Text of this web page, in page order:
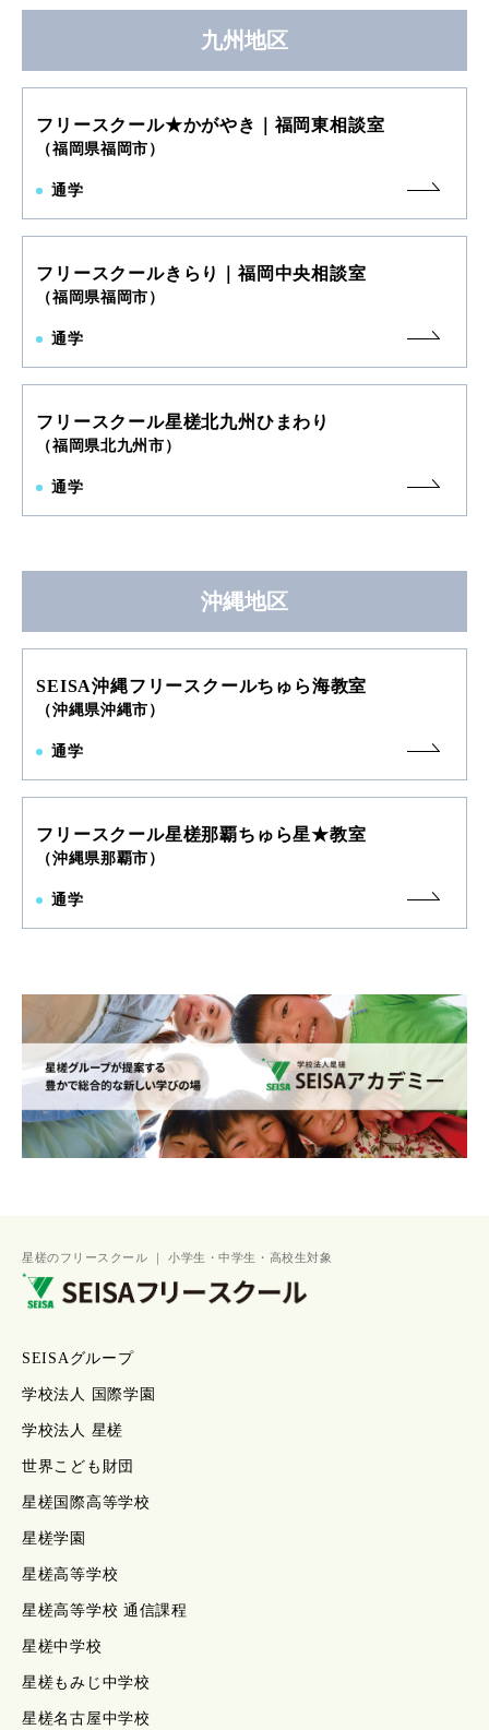
九州地区
フリースクール★かがやき｜福岡東相談室
（福岡県福岡市）
通学
フリースクールきらり｜福岡中央相談室
（福岡県福岡市）
通学
フリースクール星槎北九州ひまわり
（福岡県北九州市）
通学
沖縄地区
SEISA沖縄フリースクールちゅら海教室
（沖縄県沖縄市）
通学
フリースクール星槎那覇ちゅら星★教室
（沖縄県那覇市）
通学
星槎のフリースクール ｜ 小学生・中学生・高校生対象
SEISAグループ
学校法人 国際学園
学校法人 星槎
世界こども財団
星槎国際高等学校
星槎学園
星槎高等学校
星槎高等学校 通信課程
星槎中学校
星槎もみじ中学校
星槎名古屋中学校